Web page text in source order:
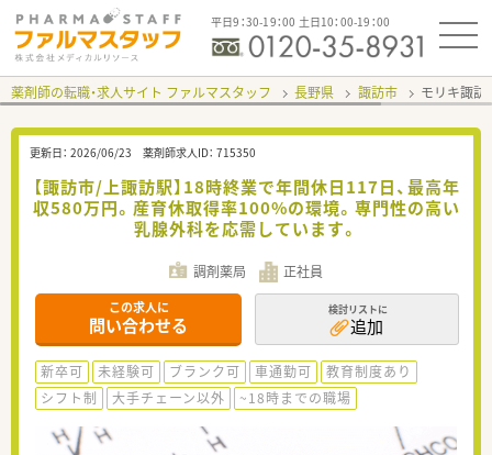
平日9：30-19：00 土日10：00-19：00
薬剤師の転職・求人サイト ファルマスタッフ 長野県 諏訪市 モリキ諏訪
更新日： 2026/06/23 薬剤師求人ID： 715350
【諏訪市/上諏訪駅】18時終業で年間休日117日、最高年
収580万円。産育休取得率100%の環境。専門性の高い
乳腺外科を応需しています。
調剤薬局 正社員
この求人に
問い合わせる
検討リストに
追加
新卒可 未経験可 ブランク可 車通勤可
教育制度あり
シフト制
大手チェーン以外 ~18時までの職場